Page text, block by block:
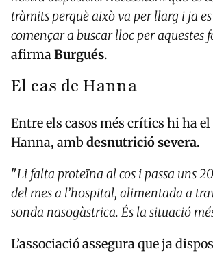
tràmits perquè això va per llarg i ja
començar a buscar lloc per aquestes
afirma Burgués.
El cas de Hanna
Entre els casos més crítics hi ha el
Hanna, amb desnutrició severa.
"Li falta proteïna al cos i passa uns
del mes a l’hospital, alimentada a
sonda nasogàstrica. És la situació
L’associació assegura que ja